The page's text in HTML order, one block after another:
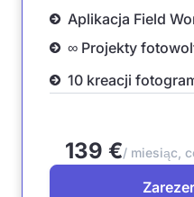
Aplikacja Field
∞ Projekty
10 kreacji
139 €/ miesiąc,